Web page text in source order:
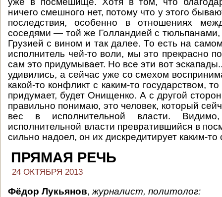
ничего смешного нет, потому что у этого
последствия, особенно в отношениях
соседями — той же Голландией с
Грузией с вином и так далее. То есть на
исполнитель чей-то воли, мы это прекрасно
сам это придумывает. Но все эти вот
удивились, а сейчас уже со смехом
какой-то конфликт с каким-то государством,
придумает, будет Онищенко. А с другой
правильно понимаю, это человек, который
вес в исполнительной власти.
исполнительной власти превратившийся в
сильно надоел, он их дискредитирует каким-
ПРЯМАЯ РЕЧЬ
24 ОКТЯБРЯ 2013
Фёдор Лукьянов, журналист, политолог: